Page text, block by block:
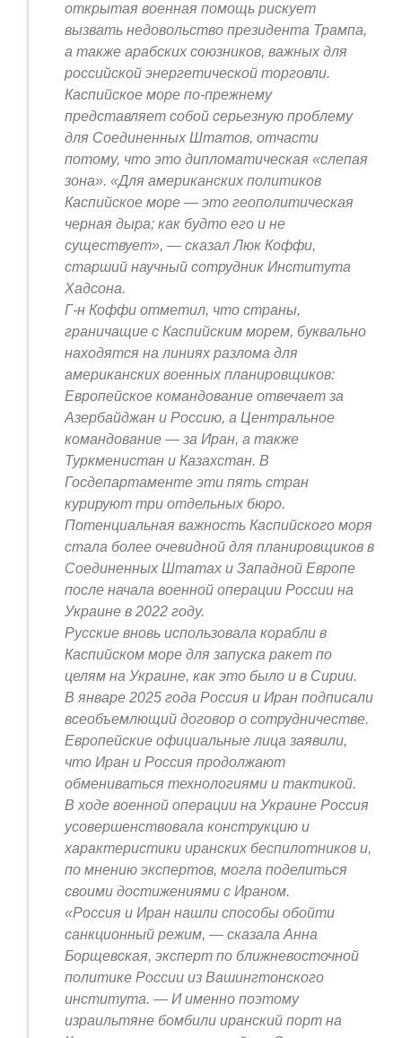
открытая военная помощь рискует
вызвать недовольство президента Трампа,
а также арабских союзников, важных для
российской энергетической торговли.
Каспийское море по-прежнему
представляет собой серьезную проблему
для Соединенных Штатов, отчасти
потому, что это дипломатическая «слепая
зона». «Для американских политиков
Каспийское море — это геополитическая
черная дыра; как будто его и не
существует», — сказал Люк Коффи,
старший научный сотрудник Института
Хадсона.
Г-н Коффи отметил, что страны,
граничащие с Каспийским морем, буквально
находятся на линиях разлома для
американских военных планировщиков:
Европейское командование отвечает за
Азербайджан и Россию, а Центральное
командование — за Иран, а также
Туркменистан и Казахстан. В
Госдепартаменте эти пять стран
курируют три отдельных бюро.
Потенциальная важность Каспийского моря
стала более очевидной для планировщиков в
Соединенных Штатах и Западной Европе
после начала военной операции России на
Украине в 2022 году.
Русские вновь использовала корабли в
Каспийском море для запуска ракет по
целям на Украине, как это было и в Сирии.
В январе 2025 года Россия и Иран подписали
всеобъемлющий договор о сотрудничестве.
Европейские официальные лица заявили,
что Иран и Россия продолжают
обмениваться технологиями и тактикой.
В ходе военной операции на Украине Россия
усовершенствовала конструкцию и
характеристики иранских беспилотников и,
по мнению экспертов, могла поделиться
своими достижениями с Ираном.
«Россия и Иран нашли способы обойти
санкционный режим, — сказала Анна
Борщевская, эксперт по ближневосточной
политике России из Вашингтонского
института. — И именно поэтому
израильтяне бомбили иранский порт на